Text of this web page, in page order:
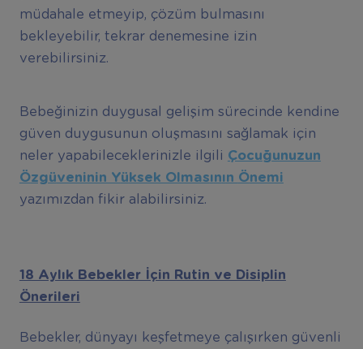
müdahale etmeyip, çözüm bulmasını
bekleyebilir, tekrar denemesine izin
verebilirsiniz.
Bebeğinizin duygusal gelişim sürecinde kendine
güven duygusunun oluşmasını sağlamak için
neler yapabileceklerinizle ilgili Çocuğunuzun
Özgüveninin Yü ksek Olmasının Önemi
yazımızdan fikir alabilirsiniz.
18 Aylık Bebekler İçin Rutin ve Disiplin
Önerileri
Bebekler, dünyayı keşfetmeye çalışırken güvenli